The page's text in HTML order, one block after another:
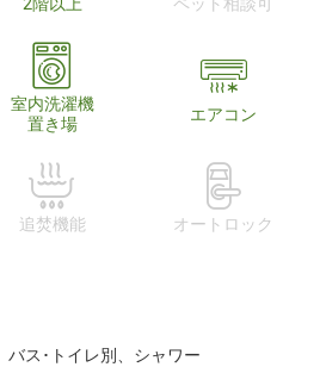
2階以上 ペット相談可
室内洗濯機
置き場
エアコン
追焚機能 オートロック
バス･トイレ別、シャワー